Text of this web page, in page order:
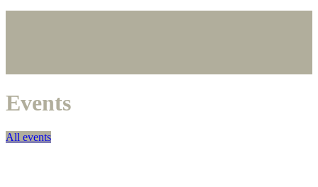
Events
All events